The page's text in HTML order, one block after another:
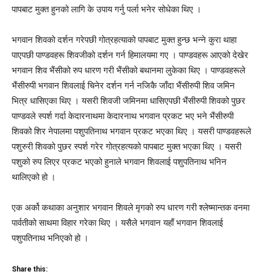
पापबाट मुक्त हुनको लागि के उपाय गर्नु पर्ला भनेर सोधेका थिए ।
भगवान शिवको दर्शन गरेपछी गोत्रहत्याको पापबाट मुक्त हुन्छ भन्ने कुरा थाहा
पाएपछी पाण्डवहरू शिवजीको दर्शन गर्न हिमालयमा गए । पाण्डवहरू आएको देखेर
भगवान शिव भैंसीको रुप धारण गरी भैंसीको बथानमा लुकेका थिए । पाण्डवहरूले
भैंसीरुपी भगवान शिवलाई चिनेर दर्शन गर्न नजिकै जाँदा भैंसीरुपी शिव जमिन
भित्र धासिएका थिए । यसरी शिवजी जमिनमा धासिएपछी भैंसीरुपी शिवको पुछर
पाण्डवले स्पर्श गर्दा केदारनाथमा केदारनाथ भगवान प्रकट भए भने भैंसीरुपी
शिवको शिर नेपालमा पशुपतिनाथ भगवान प्रकट भएका थिए । यसरी पाण्डवहरूले
पशुरुरी शिवको पुछर स्पर्श गरेर गोत्रहत्यको पापबाट मुक्त भएका थिए । यसरी
पशुको रुप लिएर प्रकट भएको हुनाले भगवान शिवलाई पशुपतिनाथ भनिन
थालिएको हो ।
एक अर्को कथाका अनुशार भगवान शिवले मृगको रुप धारण गरी श्लेष्मान्तक वनमा
पार्वतीको साथमा विहार गरेका थिए । यसैले भगवान यहाँ भगवान शिवलाई
पशुपतिनाथ भनिएको हो ।
Share this: